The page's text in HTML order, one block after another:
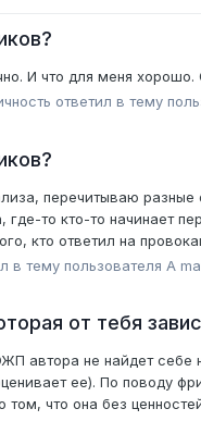
И что для меня хорошо.
ответил в тему
перечитываю
где-то кто-то начинает
кто ответил на
в тему пользователя A
от тебя
автора не найдет
ее). По поводу
что она без